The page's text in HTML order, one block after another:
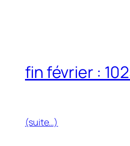
fin février :
(suite…)